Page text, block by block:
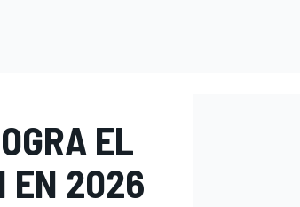
EL
EN 2026